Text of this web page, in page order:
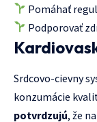
Pomáhať
Podporovať
Srdcovo-cievny
konzumácie
potvrdzujú, že